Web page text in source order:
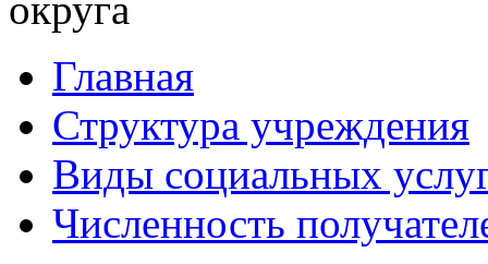
Главная
Структура учреждения
Виды социальных
Численность